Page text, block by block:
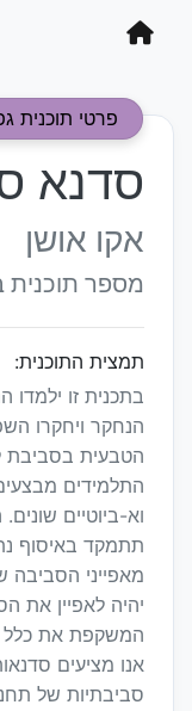
פרטי תוכנית
סדנא
אקו אושן
מספר תוכנית
תמצית התוכנית:
בתכנית זו
הנחקר ויחקרו
הטבעית בסביבת
התלמידים
וא-ביוטיים
תתמקד באיסוף
מאפייני הסביבה
יהיה לאפיין את
המשקפת את כלל
אנו מציעים
סביבתיות של